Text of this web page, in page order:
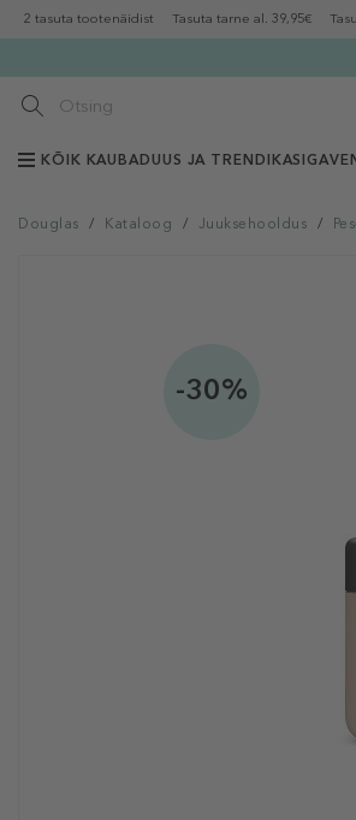
2 tasuta tootenäidist Tasuta tarne al. 39,95€
KÕIK KAUBADUUS JA TRENDIKAS
Douglas / Kataloog / Juuksehooldus /
-30%